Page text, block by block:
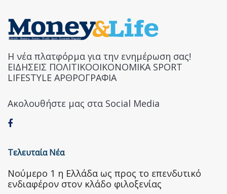
Η νέα πλατφόρμα για την ενημέρωση σας!
ΕΙΔΗΣΕΙΣ ΠΟΛΙΤΙΚΟΟΙΚΟΝΟΜΙΚΑ SPORT
LIFESTYLE ΑΡΘΡΟΓΡΑΦΙΑ
Ακολουθήστε μας στα Social Media
Τελευταία Νέα
Nούμερο 1 η Ελλάδα ως προς το επενδυτικό
ενδιαφέρον στον κλάδο φιλοξενίας